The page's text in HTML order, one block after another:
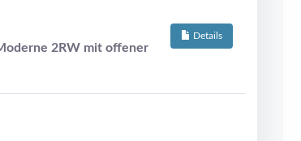
Details
2RW mit offener